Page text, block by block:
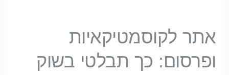
אתר לקוסמטיקאיות
ופרסום: כך תבלטי בשוק